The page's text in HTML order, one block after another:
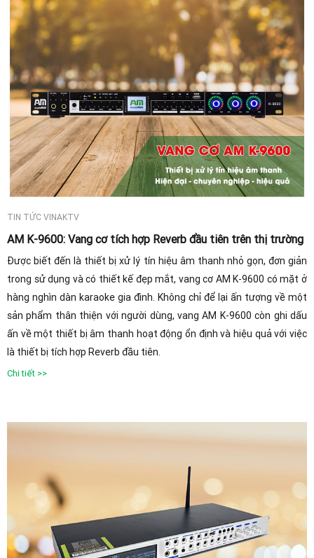
TIN TỨC VINAKTV
AM K-9600: Vang cơ tích hợp Reverb đầu tiên trên thị trường
Được biết đến là thiết bị xử lý tín hiệu âm thanh nhỏ gọn, đơn giản
trong sử dụng và có thiết kế đẹp mắt, vang cơ AM K-9600 có mặt ở
hàng nghìn dàn karaoke gia đình. Không chỉ để lại ấn tượng về một
sản phẩm thân thiện với người dùng, vang AM K-9600 còn ghi dấu
ấn về một thiết bị âm thanh hoạt động ổn định và hiệu quả với việc
là thiết bị tích hợp Reverb đầu tiên.
Chi tiết >>